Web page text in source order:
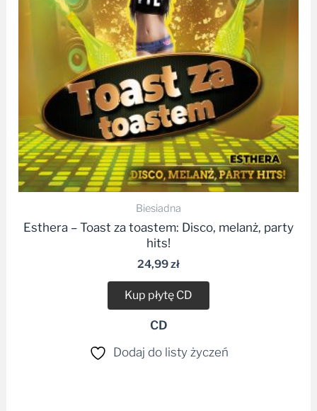
Biesiadna
Esthera – Toast za toastem: Disco, melanż, party
hits!
24,99zł
Kup płytę CD
CD
Dodaj do listy życzeń